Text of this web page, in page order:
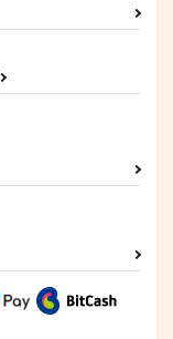
もう一度、その声で名
前を呼んで
もちまる工房